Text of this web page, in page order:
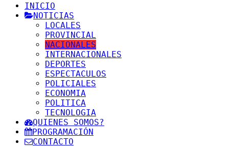
INICIO
NOTICIAS
LOCALES
PROVINCIAL
NACIONALES
INTERNACIONALES
DEPORTES
ESPECTACULOS
POLICIALES
ECONOMIA
POLITICA
TECNOLOGIA
QUIENES SOMOS?
PROGRAMACIÓN
CONTACTO